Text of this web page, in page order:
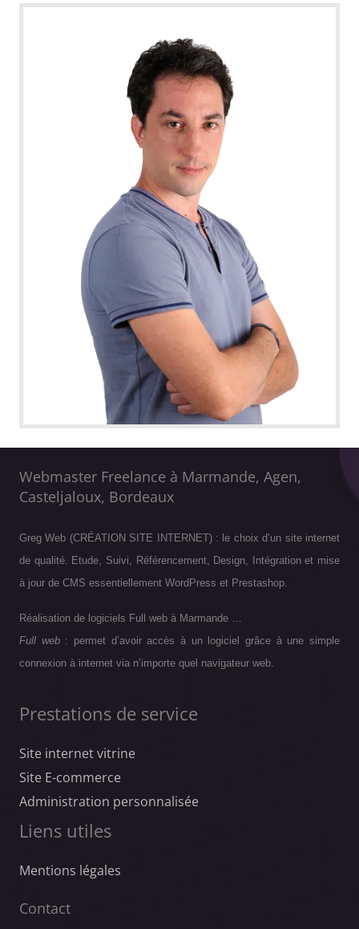
Webmaster Freelance à Marmande, Agen,
Casteljaloux, Bordeaux
Greg Web (CRÉATION SITE INTERNET) : le choix d’un site internet
de qualité. Etude, Suivi, Référencement, Design, Intégration et mise
à jour de CMS essentiellement WordPress et Prestashop.
Réalisation de logiciels Full web à Marmande …
Full web: permet d’avoir accès à un logiciel grâce à une simple
connexion à internet via n’importe quel navigateur web.
Prestations de service
Site internet vitrine
Site E-commerce
Administration personnalisée
Liens utiles
Mentions légales
Contact